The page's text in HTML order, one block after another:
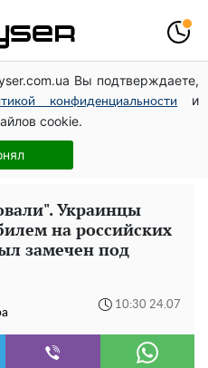
Вы подтверждаете,
конфиденциальности
и
cookie.
Конотопский вывел
через фиктивную
позах заставила
– было только началом
Украинцы
на российских
замечен под
10:30 24.07